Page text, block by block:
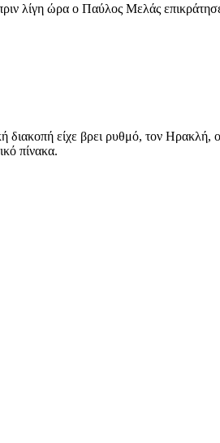
λίγη ώρα ο Παύλος Μελάς
διακοπή είχε βρει ρυθμό, τον Ηρακλή,
πίνακα.